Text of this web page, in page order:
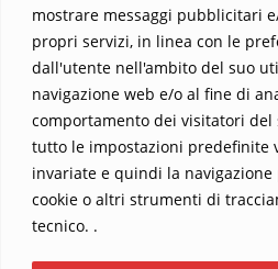
mostrare messaggi pubblicitari
propri servizi, in linea con le
dall'utente nell'ambito del suo
navigazione web e/o al fine di
comportamento dei visitatori del
tutto le impostazioni predefinite
invariate e quindi la
cookie o altri strumenti di
tecnico. .
Home
Sostieni La Buona Parola – dona 5